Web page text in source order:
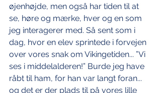
øjenhøjde, men også har tiden til at
se, høre og mærke, hver og en som
jeg interagerer med. Så sent som i
dag, hvor en elev sprintede i forvejen
over vores snak om Vikingetiden... ”Vi
ses i middelalderen!” Burde jeg have
råbt til ham, for han var langt foran...
og det er der plads til på vores lille